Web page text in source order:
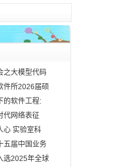
之大模型代码
件所2026届硕
的软件工程:
代网络表征
心 实验室科
五届中国业务
选2025年全球